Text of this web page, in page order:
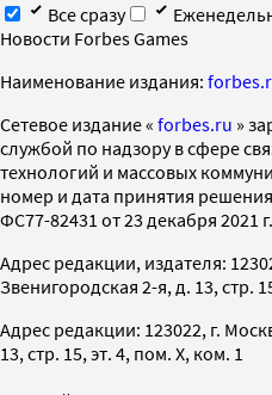
Все сразу
Новости Forbes Games
Наименование издания:
Cетевое издание « forbes.ru »
службой по надзору в сфере
технологий и массовых
номер и дата принятия
ФС77-82431 от 23 декабря 2021 г.
Адрес редакции, издателя:
Звенигородская 2-я, д. 13, стр.
Адрес редакции: 123022, г.
13, стр. 15, эт. 4, пом. X, ком. 1